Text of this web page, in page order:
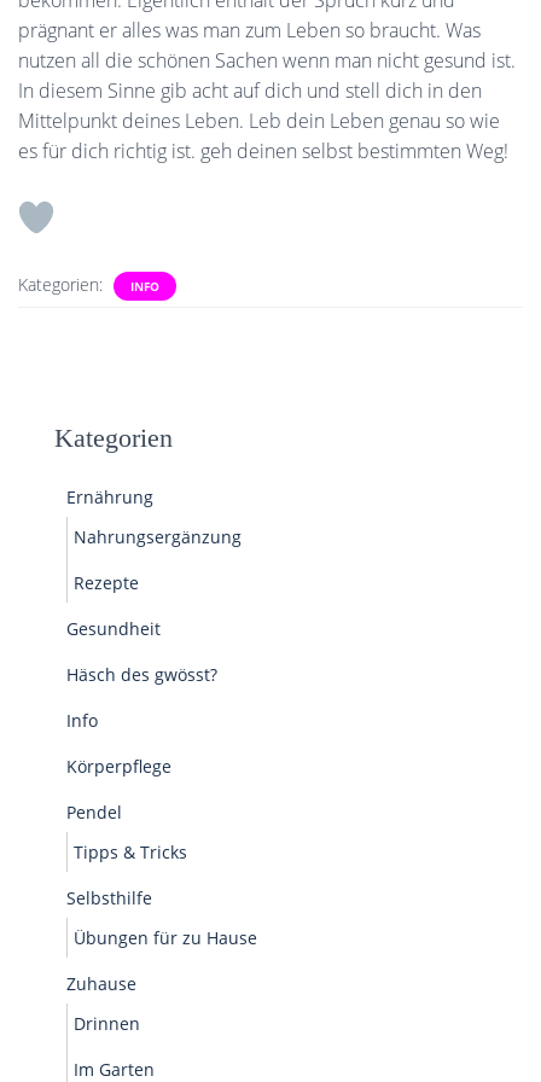
prägnant er alles was man zum Leben so braucht. Was
nutzen all die schönen Sachen wenn man nicht gesund ist.
In diesem Sinne gib acht auf dich und stell dich in den
Mittelpunkt deines Leben. Leb dein Leben genau so wie
es für dich richtig ist. geh deinen selbst bestimmten Weg!
Kategorien: INFO
Kategorien
Ernährung
Nahrungsergänzung
Rezepte
Gesundheit
Häsch des gwösst?
Info
Körperpflege
Pendel
Tipps & Tricks
Selbsthilfe
Übungen für zu Hause
Zuhause
Drinnen
Im Garten